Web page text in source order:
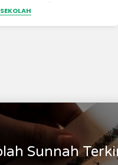
: belumÂ
Sunnah